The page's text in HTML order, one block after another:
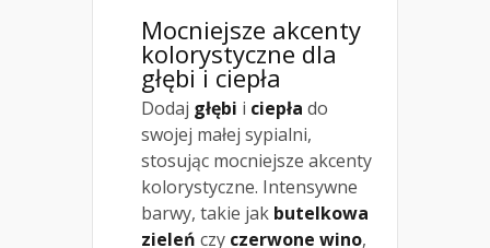
Mocniejsze akcenty
kolorystyczne dla
głębi i ciepła
Dodaj głębi i ciepła do
swojej małej sypialni,
stosując mocniejsze akcenty
kolorystyczne. Intensywne
barwy, takie jak butelkowa
zieleń czy czerwone wino,